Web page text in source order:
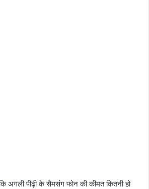
अगली पीढ़ी के सैमसंग फोन की कीमत कितनी हो